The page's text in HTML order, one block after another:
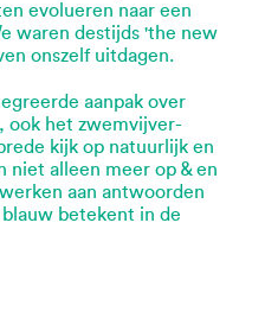
evolueren naar een
waren destijds 'the new
onszelf uitdagen.
aanpak over
ook het zwemvijver-
kijk op natuurlijk en
niet alleen meer op & en
aan antwoorden
betekent in de